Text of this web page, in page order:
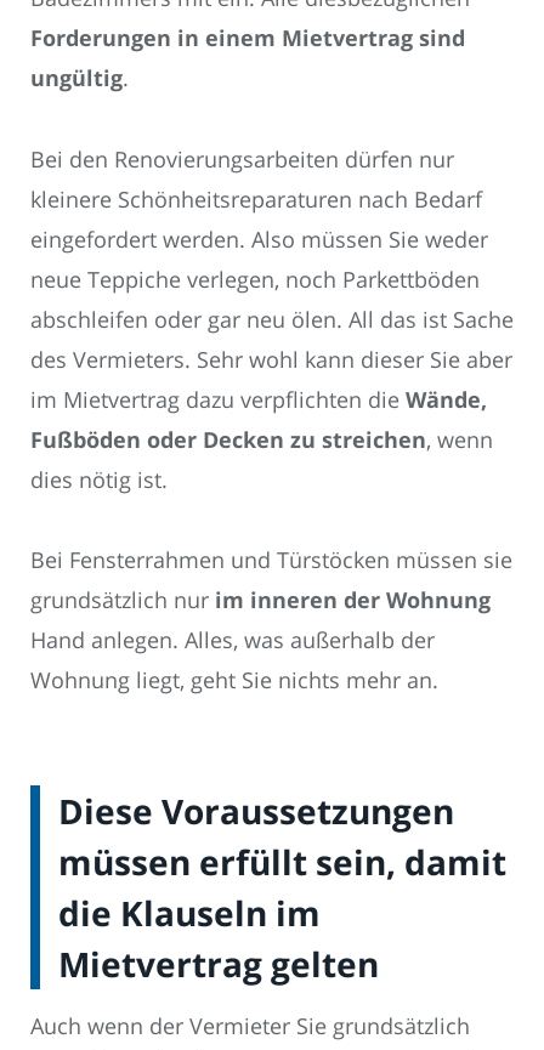
Forderungen in einem Mietvertrag sind
ungültig.
Bei den Renovierungsarbeiten dürfen nur
kleinere Schönheitsreparaturen nach Bedarf
eingefordert werden. Also müssen Sie weder
neue Teppiche verlegen, noch Parkettböden
abschleifen oder gar neu ölen. All das ist Sache
des Vermieters. Sehr wohl kann dieser Sie aber
im Mietvertrag dazu verpflichten die Wände,
Fußböden oder Decken zu streichen, wenn
dies nötig ist.
Bei Fensterrahmen und Türstöcken müssen sie
grundsätzlich nur im inneren der Wohnung
Hand anlegen. Alles, was außerhalb der
Wohnung liegt, geht Sie nichts mehr an.
Diese Voraussetzungen
müssen erfüllt sein, damit
die Klauseln im
Mietvertrag gelten
Auch wenn der Vermieter Sie grundsätzlich